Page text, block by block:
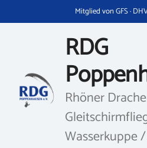
Inhalt
Mitglied von GFS ·
RDG
Rhöner
Wasserkuppe